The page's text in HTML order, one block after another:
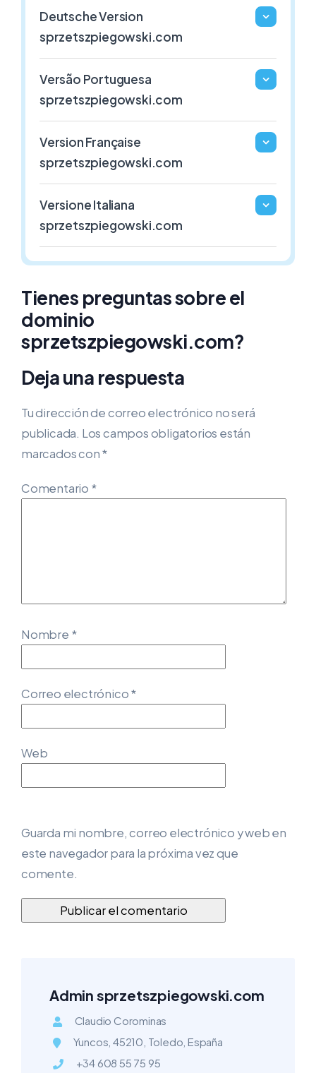
1€ / Año
ESPAÑA
1€ / Año
.3DD.ES
Deutsche Version
sprzetszpiegowski.com
Versão Portuguesa
sprzetszpiegowski.com
Version Française
sprzetszpiegowski.com
Versione Italiana
sprzetszpiegowski.com
Tienes preguntas sobre el
dominio
sprzetszpiegowski.com?
Deja una respuesta
Tu dirección de correo electrónico no será
publicada. Los campos obligatorios están
marcados con*
Comentario *
Nombre *
Correo electrónico*
Web
Guarda mi nombre, correo electrónico y web en
este navegador para la próxima vez que
comente.
Admin sprzetszpiegowski.com
Claudio Corominas
Yuncos, 45210, Toledo, España
+34 608 55 75 95